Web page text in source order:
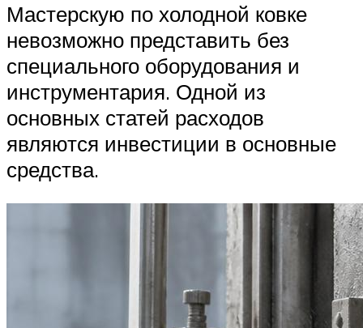
Мастерскую по холодной ковке
невозможно представить без
специального оборудования и
инструментария. Одной из
основных статей расходов
являются инвестиции в основные
средства.